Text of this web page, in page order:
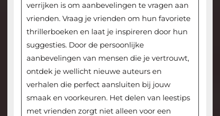
verrijken is om aanbevelingen te vragen aan
vrienden. Vraag je vrienden om hun favoriete
thrillerboeken en laat je inspireren door hun
suggesties. Door de persoonlijke
aanbevelingen van mensen die je vertrouwt,
ontdek je wellicht nieuwe auteurs en
verhalen die perfect aansluiten bij jouw
smaak en voorkeuren. Het delen van leestips
met vrienden zorgt niet alleen voor een